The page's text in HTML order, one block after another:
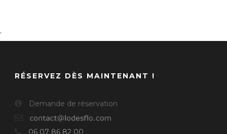
'
RÉSERVEZ DÈS MAINTENANT !
Demande de réservation
06 07 86 82 00